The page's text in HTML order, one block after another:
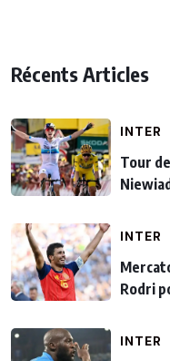
Récents Articles
INTER
Tour
INTER
Rodri
INTER